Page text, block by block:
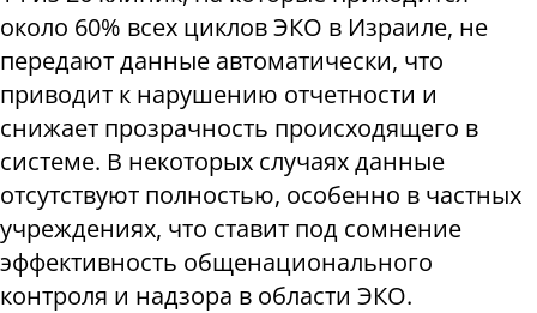
около 60% всех циклов ЭКО в Израиле, не
передают данные автоматически, что
приводит к нарушению отчетности и
снижает прозрачность происходящего в
системе. В некоторых случаях данные
отсутствуют полностью, особенно в частных
учреждениях, что ставит под сомнение
эффективность общенационального
контроля и надзора в области ЭКО.